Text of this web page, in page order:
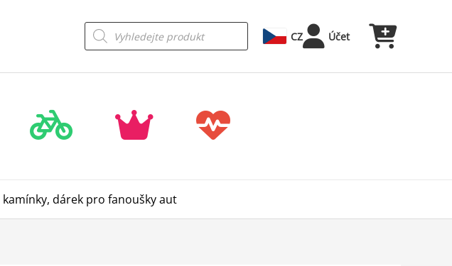
Products
search CZ Účet
kamínky, dárek pro fanoušky aut